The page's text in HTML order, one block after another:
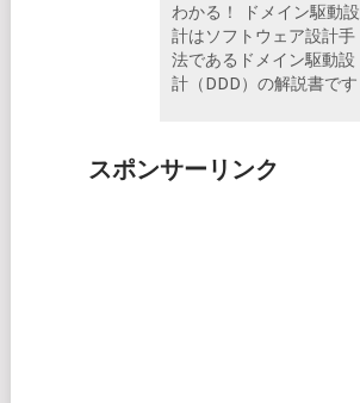
わかる！ ドメイン駆動設
計はソフトウェア設計手
法であるドメイン駆動設
計（DDD）の解説書です
スポンサーリンク